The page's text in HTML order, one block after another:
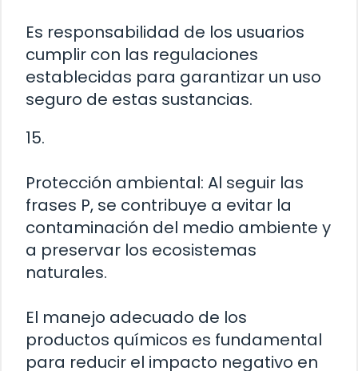
Es responsabilidad de los usuarios
cumplir con las regulaciones
establecidas para garantizar un uso
seguro de estas sustancias.
15.
Protección ambiental: Al seguir las
frases P, se contribuye a evitar la
contaminación del medio ambiente y
a preservar los ecosistemas
naturales.
El manejo adecuado de los
productos químicos es fundamental
para reducir el impacto negativo en